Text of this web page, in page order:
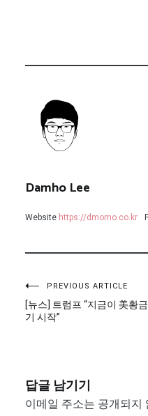
Damho Lee
Website https://dmomo.co.kr
글
탐
PREVIOUS ARTICLE
[뉴스] 트럼프 “지금이 美황금
기 시작”
답글 남기기
이메일 주소는 공개되지